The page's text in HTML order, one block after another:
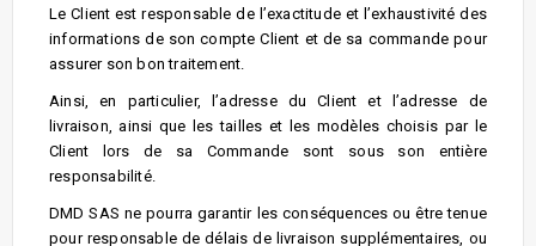
Le Client est responsable de l’exactitude et l’exhaustivité des
informations de son compte Client et de sa commande pour
assurer son bon traitement.
Ainsi, en particulier, l’adresse du Client et l’adresse de
livraison, ainsi que les tailles et les modèles choisis par le
Client lors de sa Commande sont sous son entière
responsabilité.
DMD SAS ne pourra garantir les conséquences ou être tenue
pour responsable de délais de livraison supplémentaires, ou